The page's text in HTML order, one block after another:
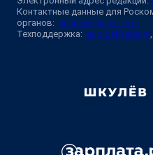
Контактные данные для
органов: juristnsk@shkulev.ru
Техподдержка: help@shkulev.ru